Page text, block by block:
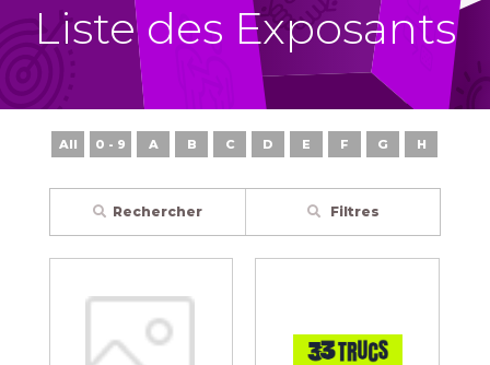
Liste des Exposants
All 0 - 9 A B C D E F G H
Rechercher Filtres